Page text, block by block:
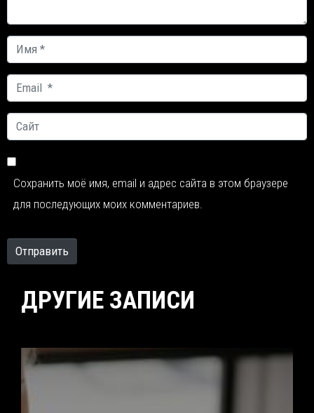
Имя
*
Email
*
Сайт
Сохранить моё имя, email и адрес сайта в этом браузере
для последующих моих комментариев.
Отправить
ДРУГИЕ ЗАПИСИ